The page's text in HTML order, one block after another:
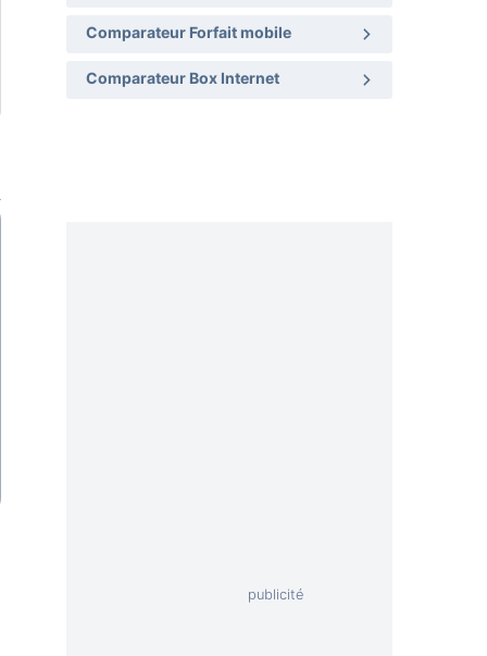
Comparateur Forfait mobile
Comparateur Box Internet